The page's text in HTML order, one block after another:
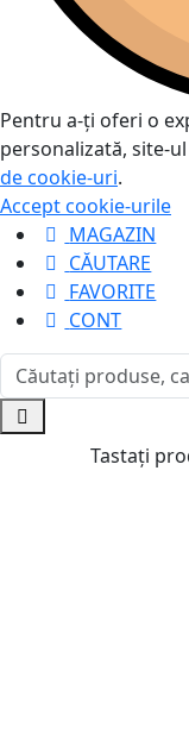
Pentru a-ți oferi o
personalizată, site-
de cookie-uri.
Accept cookie-urile
MAGAZIN
CĂUTARE
FAVORITE
CONT
Tastați